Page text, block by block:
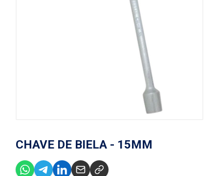
CHAVE DE BIELA - 15MM